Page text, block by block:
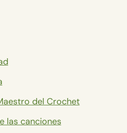
del Crochet
las canciones